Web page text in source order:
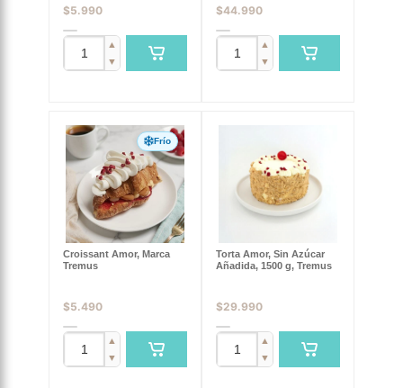
$5.990
▲
▼
$44.990
▲
▼
Frío
Croissant Amor, Marca
Tremus
$5.490
▲
▼
Torta Amor, Sin Azúcar
Añadida, 1500 g, Tremus
$29.990
▲
▼